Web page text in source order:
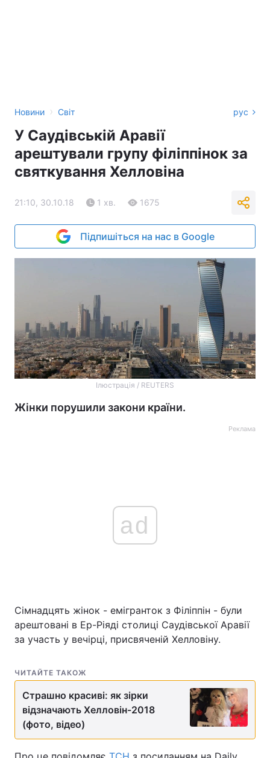
Новини › Світ рус
У Саудівській Аравії
арештували групу філіппінок за
святкування Хелловіна
21:10, 30.10.18 1 хв. 1675
Підпишіться на нас в Google
Ілюстрація / REUTERS
Жінки порушили закони країни.
Реклама
ad
Сімнадцять жінок - емігранток з Філіппін - були
арештовані в Ер-Ріяді столиці Саудівської Аравії
за участь у вечірці, присвяченій Хелловіну.
ЧИТАЙТЕ ТАКОЖ
Страшно красиві: як зірки
відзначають Хелловін-2018
(фото, відео)